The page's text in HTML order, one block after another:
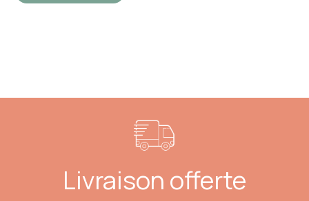
Livraison offerte